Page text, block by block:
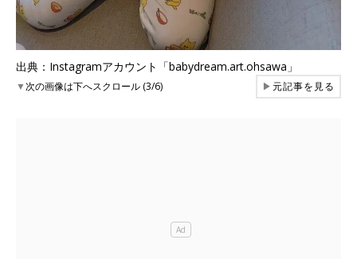
出典：Instagramアカウント「babydream.art.ohsawa」
▼次の画像は下へスクロール (3/6) ▶元記事を見る